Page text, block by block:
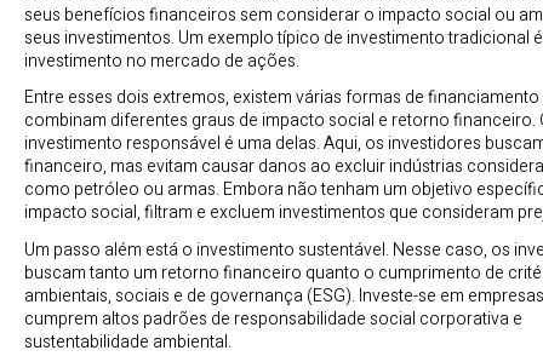
seus benefícios financeiros sem considerar o impacto social ou
seus investimentos. Um exemplo típico de investimento tradicional
investimento no mercado de ações.
Entre esses dois extremos, existem várias formas de
combinam diferentes graus de impacto social e retorno financeiro.
investimento responsável é uma delas. Aqui, os investidores
financeiro, mas evitam causar danos ao excluir indústrias
como petróleo ou armas. Embora não tenham um objetivo
impacto social, filtram e excluem investimentos que consideram
Um passo além está o investimento sustentável. Nesse caso, os
buscam tanto um retorno financeiro quanto o cumprimento de
ambientais, sociais e de governança (ESG). Investe-se em
cumprem altos padrões de responsabilidade social corporativa e
sustentabilidade ambiental.